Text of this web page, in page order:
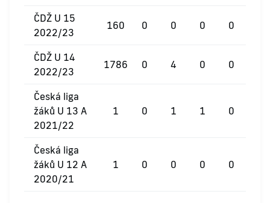
ČDŽ U 15
2022/23
160 0 0 0 0
ČDŽ U 14
2022/23
1786 0 4 0 0
Česká liga
žáků U 13 A
2021/22
1 0 1 1 0
Česká liga
žáků U 12 A
2020/21
1 0 0 0 0